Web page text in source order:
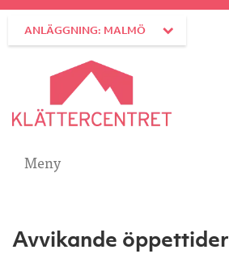
ANLÄGGNING: MALMÖ
Meny
Avvikande öppettider